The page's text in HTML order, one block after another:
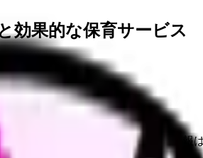
効果的な保育サービス
せ導線を設置しています。掲載情